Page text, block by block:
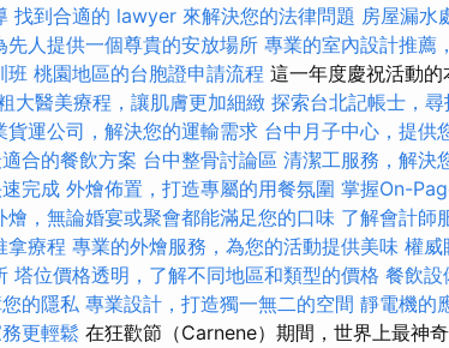
找到合適的 lawyer 來解決您的法律問題 房屋漏水
先人提供一個尊貴的安放場所 專業的室內設計推薦
班 桃園地區的台胞證申請流程 這一年度慶祝活動
大醫美療程，讓肌膚更加細緻 探索台北記帳士，
貨運公司，解決您的運輸需求 台中月子中心，提供
合的餐飲方案 台中整骨討論區 清潔工服務，解決
完成 外燴佈置，打造專屬的用餐氛圍 掌握On-
燴，無論婚宴或聚會都能滿足您的口味 了解會計師
拿療程 專業的外燴服務，為您的活動提供美味 權威
塔位價格透明，了解不同地區和類型的價格 餐飲設
的隱私 專業設計，打造獨一無二的空間 靜電機的
更輕鬆 在狂歡節（Carnene）期間，世界上最神